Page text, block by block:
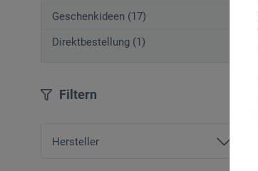
Geschenkideen (17)
Direktbestellung (1)
Filtern
Hersteller